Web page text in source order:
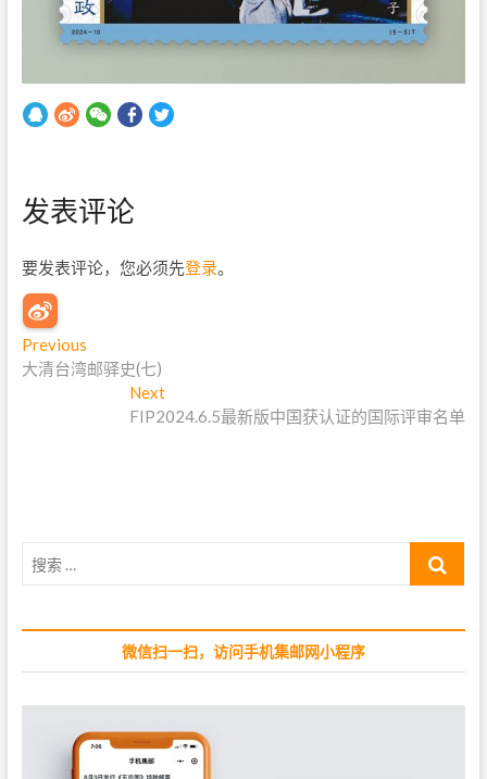
发表评论
要发表评论，您必须先登录。
文
章
Previous
r
s
:
大清台湾邮驿史(七)
Next
e
:
FIP2024.6.5最新版中国获认证的国际评审名单
微信扫一扫，访问手机集邮网小程序